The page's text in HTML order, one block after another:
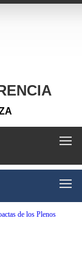
de los Plenos